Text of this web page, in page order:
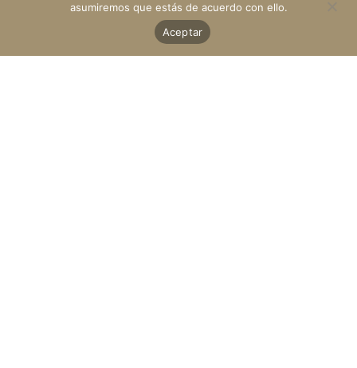
asumiremos que estás de acuerdo con ello.
Aceptar